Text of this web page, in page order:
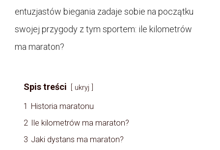
entuzjastów biegania zadaje sobie na początku
swojej przygody z tym sportem: ile kilometrów
ma maraton?
Spis treści ukryj
1
Historia maratonu
2
Ile kilometrów ma maraton?
3 Jaki dystans ma maraton?